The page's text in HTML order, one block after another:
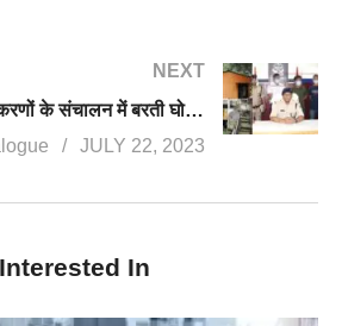
NEXT
चमोली हादसा: विद्युत उपकरणों के संचालन में बरती घोर लापरवाही, ये 3 आरोपी गिरफ्तार
JULY 22, 2023
In